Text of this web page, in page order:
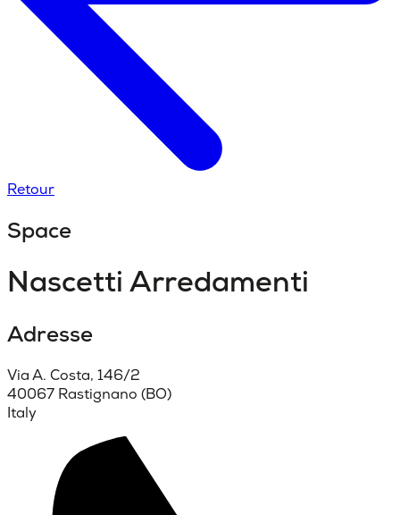
Retour
Space
Nascetti Arredamenti
Adresse
Via A. Costa, 146/2
40067 Rastignano (BO)
Italy